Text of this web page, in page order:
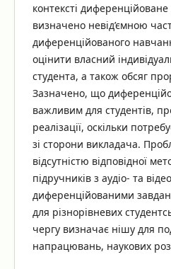
контексті
визначено невід’ємною
диференційованого
оцінити власний
студента, а також обсяг
Зазначено, що
важливим для студентів,
реалізації, оскільки
зі сторони викладача.
відсутністю відповідної
підручників з аудіо- та
диференційованими
для різнорівневих
чергу визначає нішу для
напрацювань, наукових